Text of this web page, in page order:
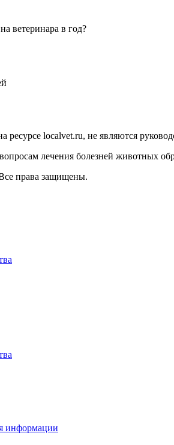
ветеринара в год?
ресурсе localvet.ru, не являются
лечения болезней животных
права защищены.
информации